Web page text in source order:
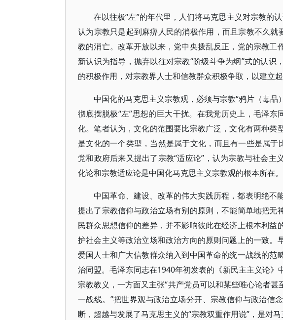
在以往极“左”的年代里，人们将马克思主义对宗教的
认为宗教只是起到麻痹人民的消极作用，而且宗教不久就
教的消亡。改革开放以来，党中央拨乱反正，党的宗教工
新认识为指导，抛弃以往对宗教“阶级斗争为纲”式的认
的积极作用，对宗教界人士和信教群众积极争取，以建立起
中国化的马克思主义宗教观，必须与宗教“鸦片（毒品
彻底摆脱极“左”思想的巨大干扰。在我党历史上，毛泽东
化。笔者认为，文化的范围要比宗教广泛，文化有两种类
是文化的一个类型，当然是属于文化，而且有一些是属于
党和政府后来又提出了宗教“适应论”，认为宗教与社会
化论和宗教适应论是中国化马克思主义宗教观的根本所在。
中国革命、建设、改革的伟大实践历程，都表明绝不
提出了宗教信仰与政治立场有别的原则，不能简单地把无
民群众思想信仰的差异，并不影响彼此在经济上根本利益
护社会主义等政治立场和政治方向的原则问题上的一致。
爱国人士和广大信教群众纳入到中国革命的统一战线的范
治同盟。毛泽东同志在1940年初发表的《新民主主义论
宗教教义，一方面又主张“共产党员可以和某些唯心论者
一战线。”把世界观与政治立场分开、宗教信仰与政治信
断，超越与发展了马克思主义的“宗教双重作用说”，是对马